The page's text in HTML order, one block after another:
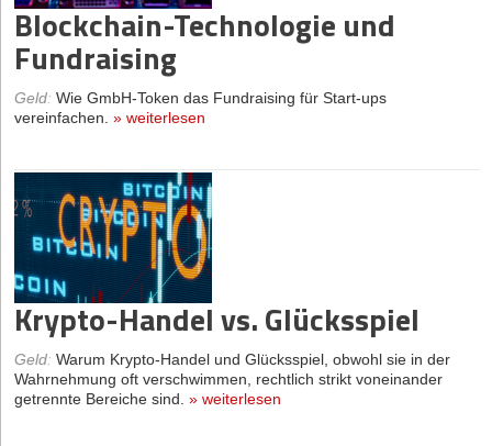
Blockchain-Technologie und
Fundraising
Geld: Wie GmbH-Token das Fundraising für Start-ups
vereinfachen. » weiterlesen
Krypto-Handel vs. Glücksspiel
Geld: Warum Krypto-Handel und Glücksspiel, obwohl sie in der
Wahrnehmung oft verschwimmen, rechtlich strikt voneinander
getrennte Bereiche sind. » weiterlesen